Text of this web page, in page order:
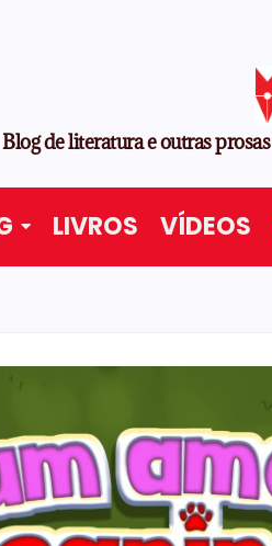
Blog de literatura e outras prosas
LIVROS VÍDEOS